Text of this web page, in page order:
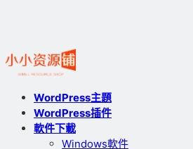
WordPress主題
WordPress插件
軟件下載
Windows軟件